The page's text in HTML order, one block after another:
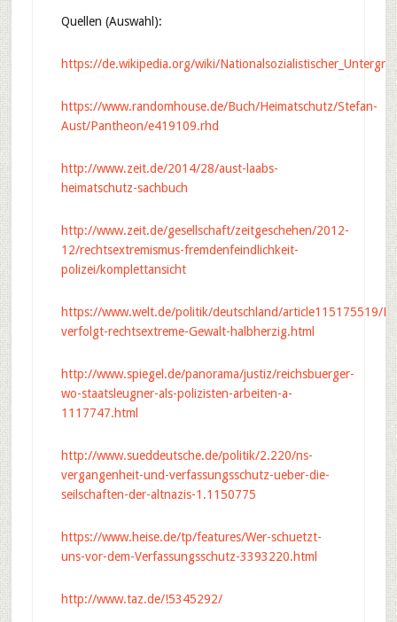
Quellen (Auswahl):
https://de.wikipedia.org/wiki/
https://www.randomhouse.de/Buch/Heimatschutz/Stefan-
Aust/Pantheon/e419109.rhd
http://www.zeit.de/2014/28/aust-laabs-
heimatschutz-sachbuch
http://www.zeit.de/gesellschaft/zeitgeschehen/2012-
12/rechtsextremismus-fremdenfeindlichkeit-
polizei/komplettansicht
https://www.welt.de/politik/deutschland/article115175519/
verfolgt-rechtsextreme-Gewalt-halbherzig.html
http://www.spiegel.de/panorama/justiz/reichsbuerger-
wo-staatsleugner-als-polizisten-arbeiten-a-
1117747.html
http://www.sueddeutsche.de/politik/2.220/ns-
vergangenheit-und-verfassungsschutz-ueber-die-
seilschaften-der-altnazis-1.1150775
https://www.heise.de/tp/features/Wer-schuetzt-
uns-vor-dem-Verfassungsschutz-3393220.html
http://www.taz.de/!5345292/